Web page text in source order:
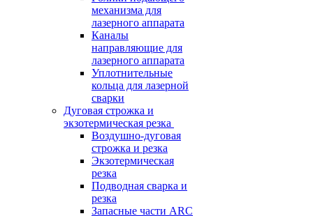
механизма для
лазерного аппарата
Каналы
направляющие для
лазерного аппарата
Уплотнительные
кольца для лазерной
сварки
Дуговая строжка и
экзотермическая резка
Воздушно-дуговая
строжка и резка
Экзотермическая
резка
Подводная сварка и
резка
Запасные части ARC